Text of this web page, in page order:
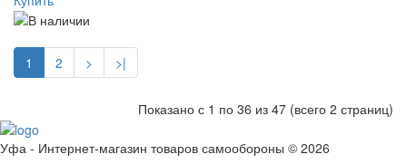
1 2 > >|
Показано с 1 по 36 из 47 (всего 2 страниц)
Уфа - Интернет-магазин товаров самообороны © 2026